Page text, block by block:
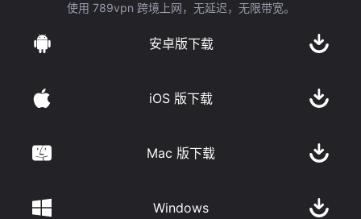
使用 789vpn 跨境上网，无延迟，无限带宽。
安卓版下载
iOS 版下载
Mac 版下载
Windows